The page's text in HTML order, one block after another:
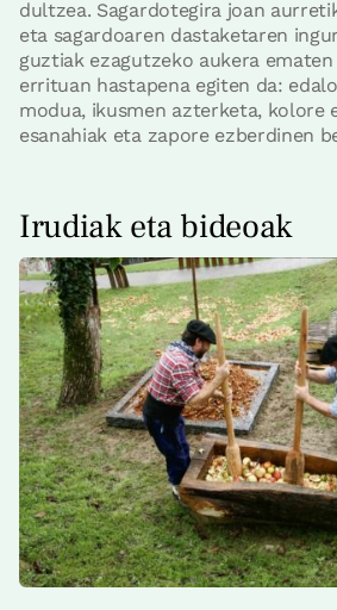
dultzea. Sagardotegira joan
eta sagardoaren dastaketaren
guztiak ezagutzeko aukera
errituan hastapena egiten da:
modua, ikusmen azterketa, kolore
esanahiak eta zapore ezberdinen
Irudiak eta bideoak